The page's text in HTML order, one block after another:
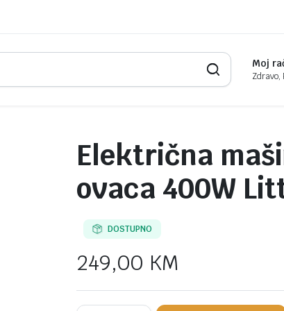
Moj
Zdravo,
Električna
ovaca 400W
DOSTUPNO
249,00 KM